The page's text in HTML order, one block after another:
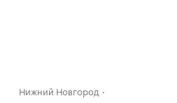
Нижний Новгород